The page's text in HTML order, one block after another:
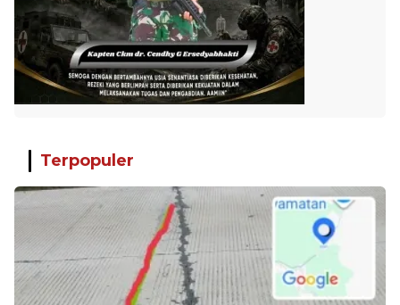
Terpopuler